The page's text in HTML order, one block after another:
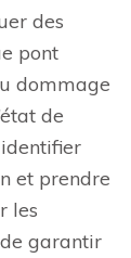
des
pont
dommage
de
et prendre
les
garantir